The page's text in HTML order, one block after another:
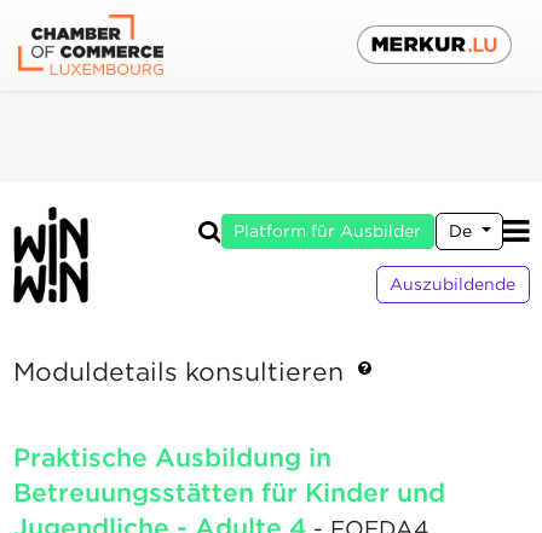
Platform für Ausbilder De
Auszubildende
Moduldetails konsultieren
Praktische Ausbildung in
Betreuungsstätten für Kinder und